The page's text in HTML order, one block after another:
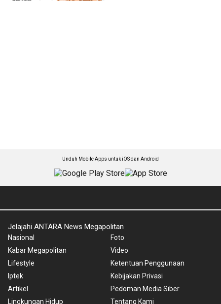
Unduh Mobile Apps untuk iOS dan Android
Jelajahi ANTARA News Megapolitan
Nasional
Kabar Megapolitan
Lifestyle
Iptek
Artikel
Lingkungan Hidup
Foto
Video
Ketentuan Penggunaan
Kebijakan Privasi
Pedoman Media Siber
Tentang Kami